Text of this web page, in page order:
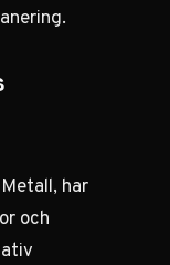
har
och